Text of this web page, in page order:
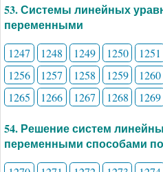
53. Системы линейных
переменными
1247 1248 1249 1250 1251
1256
1257 1258 1259 1260
1265
1266 1267 1268 1269
54. Решение систем
переменными способами